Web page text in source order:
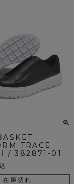
TRACE
/ 382871-01
在庫切れ